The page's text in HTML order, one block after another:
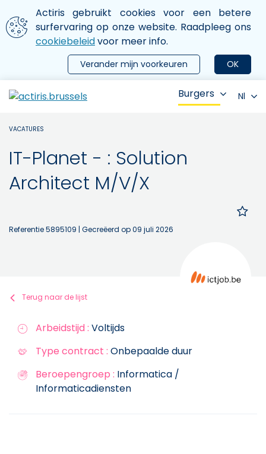
Aller au contenu principal
We gebruiken cookies
Actiris gebruikt cookies voor een betere
surfervaring op onze website. Raadpleeg ons
cookiebeleidvoor meer info.
OK
Verander mijn voorkeuren
le menu
Burgers Nl
VACATURES
IT-Planet - : Solution
Architect M/V/X
Referentie 5895109 | Gecreëerd op 09 juli 2026
Terug naar de lijst
Arbeidstijd : Voltijds
Type contract : Onbepaalde duur
Beroepengroep : Informatica /
Informaticadiensten